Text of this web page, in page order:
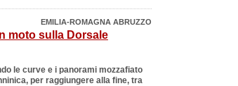
EMILIA-ROMAGNA ABRUZZO
moto sulla Dorsale
le curve e i panorami mozzafiato
per raggiungere alla fine, tra